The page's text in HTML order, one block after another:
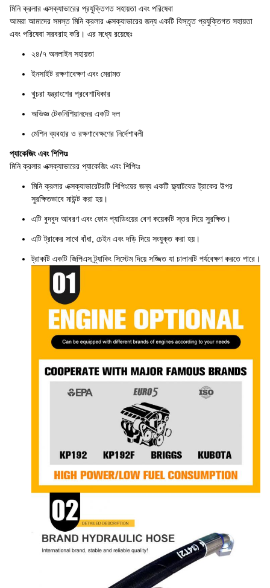
মিনি ক্রলার এক্সক্যাভারের প্রযুক্তিগত সহায়তা এবং পরিষেবা
আমরা আমাদের সমস্ত মিনি ক্রলার এক্সক্যাভারের জন্য একটি বিস্তৃত প্রযুক্তিগত সহায়তা
এবং পরিষেবা সরবরাহ করি। এর মধ্যে রয়েছেঃ
২৪/৭ অনলাইন সহায়তা
ইনসাইট রক্ষণাবেক্ষণ এবং মেরামত
খুচরা যন্ত্রাংশের প্রবেশাধিকার
অভিজ্ঞ টেকনিশিয়ানদের একটি দল
মেশিন ব্যবহার ও রক্ষণাবেক্ষণের নির্দেশাবলী
প্যাকেজিং এবং শিপিংঃ
মিনি ক্রলার এক্সক্যাভারের প্যাকেজিং এবং শিপিংঃ
মিনি ক্রলার এক্সক্যাভারেটরটি শিপিংয়ের জন্য একটি ফ্ল্যাটবেড ট্রাকের উপর
সুরক্ষিতভাবে মাউন্ট করা হয়।
এটি বুদবুদ আবরণ এবং ফোম প্যাডিংয়ের বেশ কয়েকটি স্তর দিয়ে সুরক্ষিত।
এটি ট্রাকের সাথে বাঁধা, চেইন এবং দড়ি দিয়ে সংযুক্ত করা হয়।
ট্রাকটি একটি জিপিএস ট্র্যাকিং সিস্টেম দিয়ে সজ্জিত যা চালানটি পর্যবেক্ষণ করতে পারে।